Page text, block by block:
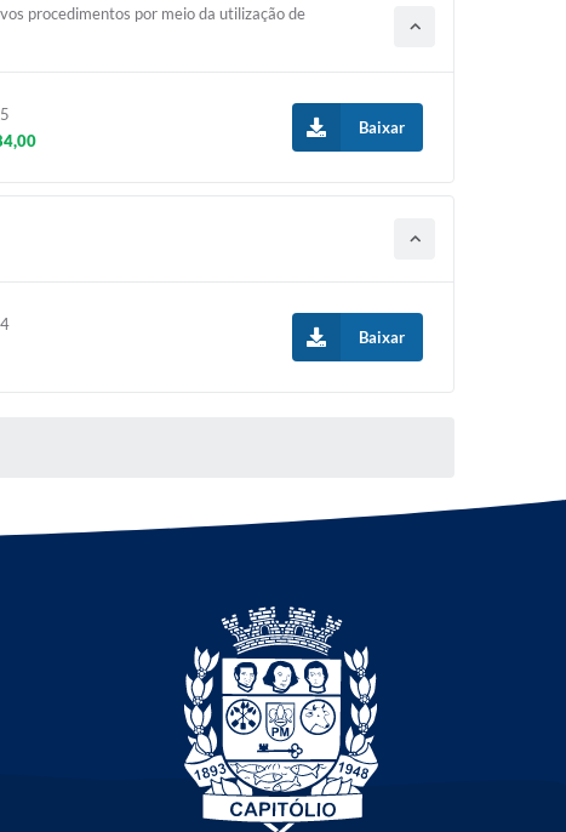
procedimentos por meio da utilização de
Baixar
Baixar